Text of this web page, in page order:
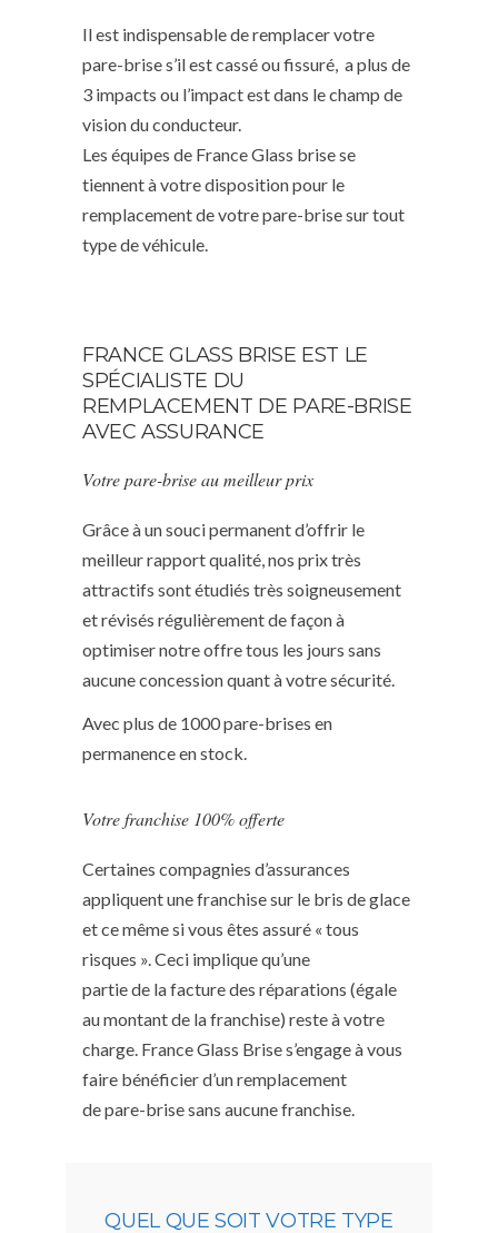
Il est indispensable de remplacer votre
pare-brise s’il est cassé ou fissuré, a plus de
3 impacts ou l’impact est dans le champ de
vision du conducteur.
Les équipes de France Glass brise se
tiennent à votre disposition pour le
remplacement de votre pare-brise sur tout
type de véhicule.
FRANCE GLASS BRISE EST LE
SPÉCIALISTE DU
REMPLACEMENT DE PARE-BRISE
AVEC ASSURANCE
Votre pare-brise au meilleur prix
Grâce à un souci permanent d’offrir le
meilleur rapport qualité, nos prix très
attractifs sont étudiés très soigneusement
et révisés régulièrement de façon à
optimiser notre offre tous les jours sans
aucune concession quant à votre sécurité.
Avec plus de 1000 pare-brises en
permanence en stock.
Votre franchise 100% offerte
Certaines compagnies d’assurances
appliquent une franchise sur le bris de glace
et ce même si vous êtes assuré « tous
risques ». Ceci implique qu’une
partie de la facture des réparations (égale
au montant de la franchise) reste à votre
charge. France Glass Brise s’engage à vous
faire bénéficier d’un remplacement
de pare-brise sans aucune franchise.
QUEL QUE SOIT VOTRE TYPE